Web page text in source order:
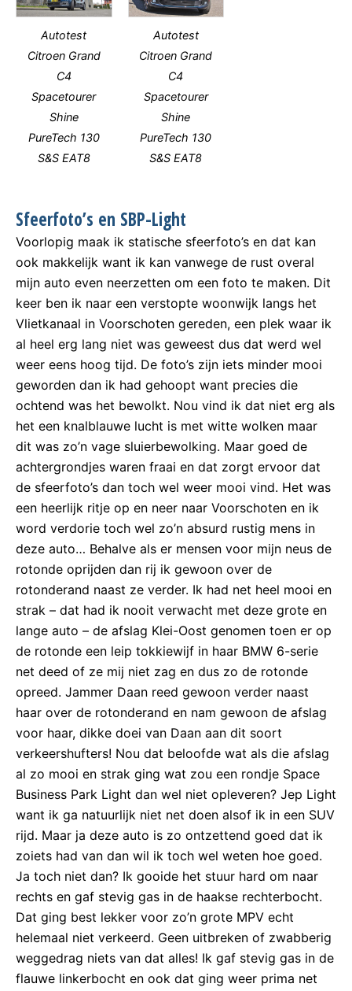
Autotest
Citroen Grand
C4
Spacetourer
Shine
PureTech 130
S&S EAT8
Autotest
Citroen Grand
C4
Spacetourer
Shine
PureTech 130
S&S EAT8
Sfeerfoto’s en SBP-Light
Voorlopig maak ik statische sfeerfoto’s en dat kan
ook makkelijk want ik kan vanwege de rust overal
mijn auto even neerzetten om een foto te maken. Dit
keer ben ik naar een verstopte woonwijk langs het
Vlietkanaal in Voorschoten gereden, een plek waar ik
al heel erg lang niet was geweest dus dat werd wel
weer eens hoog tijd. De foto’s zijn iets minder mooi
geworden dan ik had gehoopt want precies die
ochtend was het bewolkt. Nou vind ik dat niet erg als
het een knalblauwe lucht is met witte wolken maar
dit was zo’n vage sluierbewolking. Maar goed de
achtergrondjes waren fraai en dat zorgt ervoor dat
de sfeerfoto’s dan toch wel weer mooi vind. Het was
een heerlijk ritje op en neer naar Voorschoten en ik
word verdorie toch wel zo’n absurd rustig mens in
deze auto… Behalve als er mensen voor mijn neus de
rotonde oprijden dan rij ik gewoon over de
rotonderand naast ze verder. Ik had net heel mooi en
strak – dat had ik nooit verwacht met deze grote en
lange auto – de afslag Klei-Oost genomen toen er op
de rotonde een leip tokkiewijf in haar BMW 6-serie
net deed of ze mij niet zag en dus zo de rotonde
opreed. Jammer Daan reed gewoon verder naast
haar over de rotonderand en nam gewoon de afslag
voor haar, dikke doei van Daan aan dit soort
verkeershufters! Nou dat beloofde wat als die afslag
al zo mooi en strak ging wat zou een rondje Space
Business Park Light dan wel niet opleveren? Jep Light
want ik ga natuurlijk niet net doen alsof ik in een SUV
rijd. Maar ja deze auto is zo ontzettend goed dat ik
zoiets had van dan wil ik toch wel weten hoe goed.
Ja toch niet dan? Ik gooide het stuur hard om naar
rechts en gaf stevig gas in de haakse rechterbocht.
Dat ging best lekker voor zo’n grote MPV echt
helemaal niet verkeerd. Geen uitbreken of zwabberig
weggedrag niets van dat alles! Ik gaf stevig gas in de
flauwe linkerbocht en ook dat ging weer prima net